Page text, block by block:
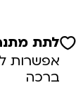
לתת
אפשרות
ברכה